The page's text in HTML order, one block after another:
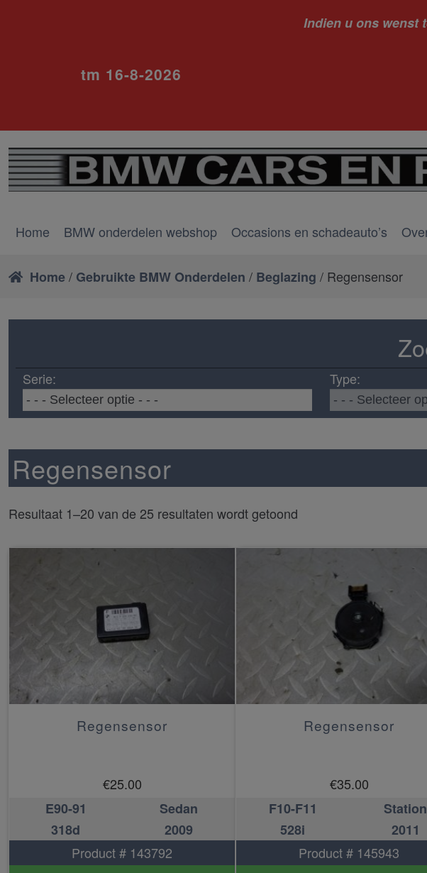
Indien u ons wenst
ivm
tm 16-8-2026
Home BMW onderdelen webshop Occasions en schadeauto’s
Home/ Gebruikte BMW Onderdelen / Beglazing / Regensensor
Serie: Type:
Regensensor
Resultaat 1–20 van de 25 resultaten wordt getoond
Regensensor
€25.00
E90-91
Sedan
318d
2009
Product # 143792
Regensensor
€35.00
F10-F11
Station
528i
2011
Product # 145943